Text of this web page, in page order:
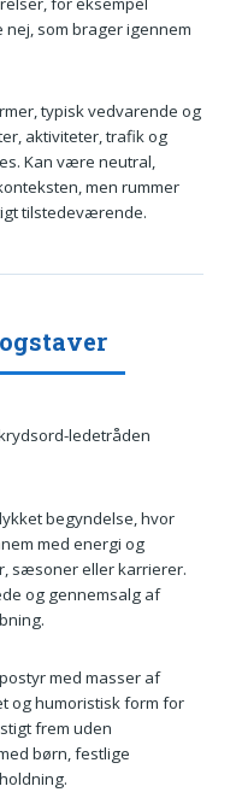
som brager igennem
typisk vedvarende og
aktiviteter, trafik og
Kan være neutral,
men rummer
tilstedeværende.
ledetråden
begyndelse, hvor
med energi og
sæsoner eller karrierer.
og gennemsalg af
med masser af
og humoristisk form for
frem uden
børn, festlige